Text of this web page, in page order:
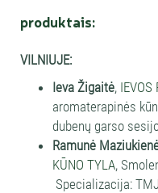
produktais:
VILNIUJE:
Ieva Žigaitė, IEVOS
aromaterapinės
dubenų garso
Ramunė
KŪNO TYLA,
Specializacija: